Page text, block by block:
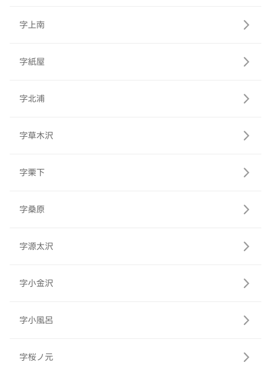
字上南
字紙屋
字北浦
字草木沢
字栗下
字桑原
字源太沢
字小金沢
字小風呂
字桜ノ元